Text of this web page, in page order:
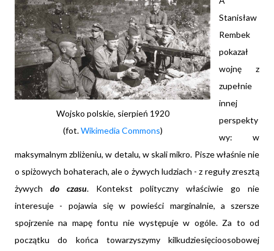
Wojsko polskie, sierpień 1920
(fot.Wikimedia Commons)
Stanisław
Rembek
pokazał
wojnę z
zupełnie
innej
perspekty
wy: w
maksymalnym zbliżeniu, w detalu, w skali mikro. Pisze właśnie nie
o spiżowych bohaterach, ale o żywych ludziach - z reguły zresztą
żywych do czasu. Kontekst polityczny właściwie go nie
interesuje - pojawia się w powieści marginalnie, a szersze
spojrzenie na mapę fontu nie występuje w ogóle. Za to od
początku do końca towarzyszymy kilkudziesięcioosobowej